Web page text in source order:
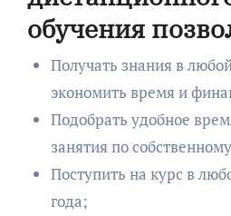
обучения
Получать знания в
экономить время и
Подобрать удобное
занятия по
Поступить на курс в
года;